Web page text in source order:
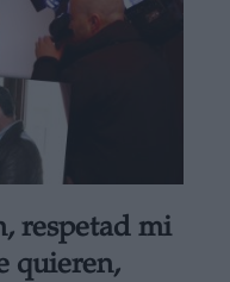
respetad mi
quieren,